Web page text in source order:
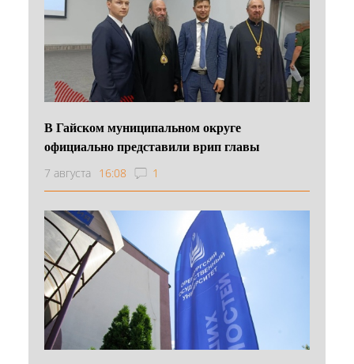
В Гайском муниципальном округе
официально представили врип главы
7 августа 16:08 1